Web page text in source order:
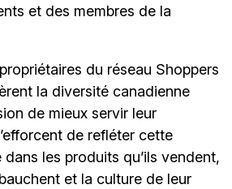
et des membres de la
du réseau Shoppers
la diversité canadienne
de mieux servir leur
de refléter cette
les produits qu’ils vendent,
et la culture de leur